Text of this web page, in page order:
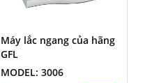
Máy lắc ngang của hãng
GFL
MODEL: 3006